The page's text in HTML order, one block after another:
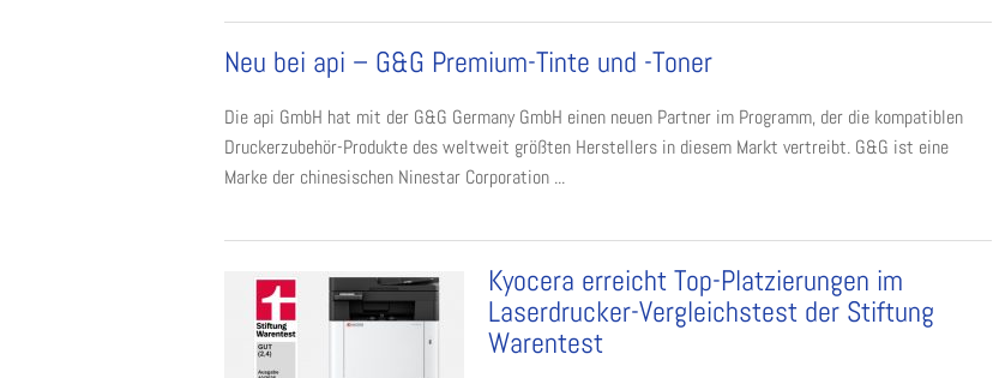
Neu bei api – G&G Premium-Tinte und -Toner
Die api GmbH hat mit der G&G Germany GmbH einen neuen Partner im Programm, der die kompatiblen
Druckerzubehör-Produkte des weltweit größten Herstellers in diesem Markt vertreibt. G&G ist eine
Marke der chinesischen Ninestar Corporation ...
Kyocera erreicht Top-Platzierungen im
Laserdrucker-Vergleichstest der Stiftung
Warentest